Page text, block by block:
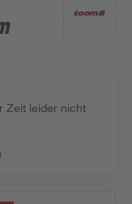
Zeit leider nicht